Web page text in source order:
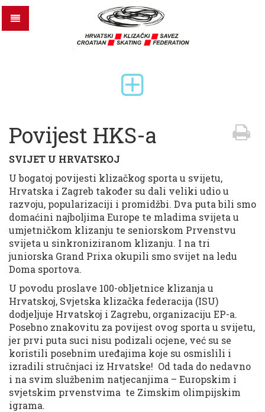
Povijest HKS-a
SVIJET U HRVATSKOJ
U bogatoj povijesti klizačkog sporta u svijetu,
Hrvatska i Zagreb također su dali veliki udio u
razvoju, popularizaciji i promidžbi. Dva puta bili smo
domaćini najboljima Europe te mladima svijeta u
umjetničkom klizanju te seniorskom Prvenstvu
svijeta u sinkroniziranom klizanju. I na tri
juniorska Grand Prixa okupili smo svijet na ledu
Doma sportova.
U povodu proslave 100-obljetnice klizanja u
Hrvatskoj, Svjetska klizačka federacija (ISU)
dodjeljuje Hrvatskoj i Zagrebu, organizaciju EP-a.
Posebno znakovitu za povijest ovog sporta u svijetu,
jer prvi puta suci nisu podizali ocjene, već su se
koristili posebnim uređajima koje su osmislili i
izradili stručnjaci iz Hrvatske! Od tada do nedavno
i na svim službenim natjecanjima – Europskim i
svjetskim prvenstvima te Zimskim olimpijskim
igrama.